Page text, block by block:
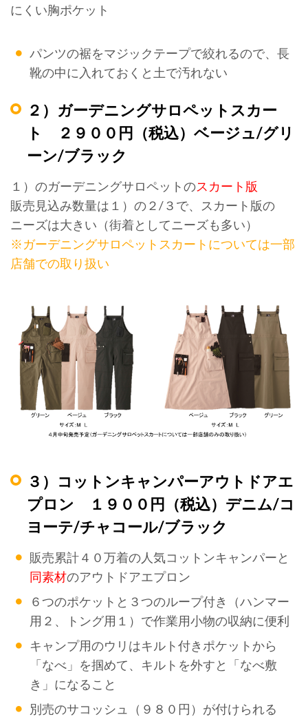
にくい胸ポケット
パンツの裾をマジックテープで絞れるので、長
靴の中に入れておくと土で汚れない
２）ガーデニングサロペットスカー
ト ２９００円（税込）ベージュ/グリ
ーン/ブラック
１）のガーデニングサロペットのスカート版
販売見込み数量は１）の２/３で、スカート版の
ニーズは大きい（街着としてニーズも多い）
※ガーデニングサロペットスカートについては一部
店舗での取り扱い
３）コットンキャンパーアウトドアエ
プロン １９００円（税込）デニム/コ
ヨーテ/チャコール/ブラック
販売累計４０万着の人気コットンキャンパーと
同素材のアウトドアエプロン
６つのポケットと３つのループ付き（ハンマー
用２、トング用１）で作業用小物の収納に便利
キャンプ用のウリはキルト付きポケットから
「なべ」を掴めて、キルトを外すと「なべ敷
き」になること
別売のサコッシュ（９８０円）が付けられる